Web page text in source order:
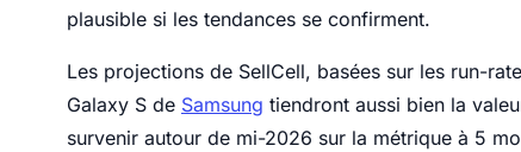
plausible si les tendances se confirment.
Les projections de SellCell, basées sur les run-
Galaxy S de Samsung tiendront aussi bien la
survenir autour de mi-2026 sur la métrique à 5